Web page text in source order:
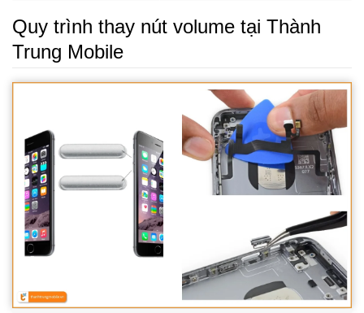
Quy trình thay nút volume tại Thành
Trung Mobile